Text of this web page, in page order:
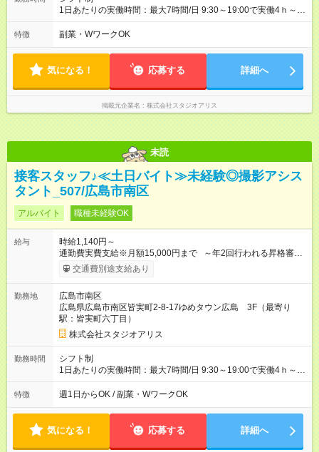
1日あたりの実働時間：最大7時間/日 9:30～19:00で実働4ｈ～ ◆
週2日～・1日4ｈ～OK ◆土日祝勤務できる方歓迎
特徴 副業・WワークOK
気になる！ 応募する 詳細へ
掲載元企業名 株式会社スタジオアリス
未読
接客スタッフ♪≪土日バイト≫未経験◎撮影アシス
タント_507/広島市南区
アルバイト 職種未経験OK
給与
時給1,140円～
通勤費実費支給※月額15,000円まで ～年2回行われる昇格審査
に合格し、社内資格を有すると時給100円以上アップ！～ 【試
用期間】試用期間あり 試用期間の長さ：3ヶ月 雇用形態、給与
交通費別途支給あり
勤務地
広島市南区
広島県広島市南区皆実町2-8-17ゆめタウン広島 3F（最寄り
駅：皆実町六丁目）
株式会社スタジオアリス
勤務時間
シフト制
1日あたりの実働時間：最大7時間/日 9:30～19:00で実働4ｈ～ ◎
日祝勤務できる方歓迎
特徴 週1日からOK / 副業・WワークOK
気になる！ 応募する 詳細へ